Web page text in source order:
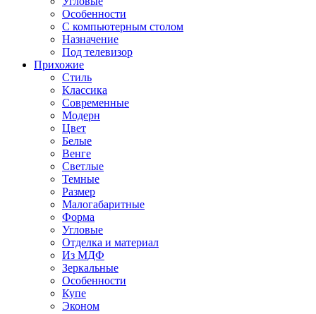
Особенности
С компьютерным столом
Назначение
Под телевизор
Прихожие
Стиль
Классика
Современные
Модерн
Цвет
Белые
Венге
Светлые
Темные
Размер
Малогабаритные
Форма
Угловые
Отделка и материал
Из МДФ
Зеркальные
Особенности
Купе
Эконом